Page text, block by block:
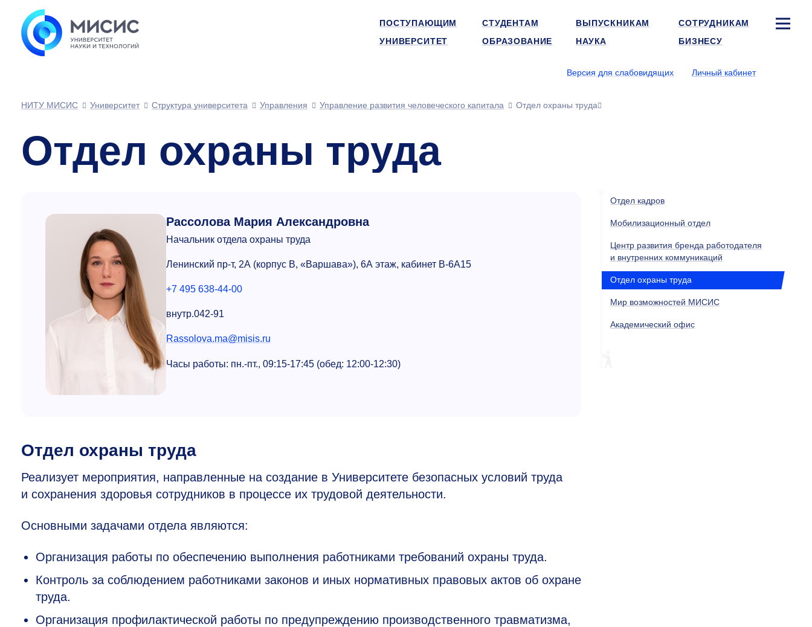
ПОСТУПАЮЩИМ СТУДЕНТАМ ВЫПУСКНИКАМ
СОТРУДНИКАМ
УНИВЕРСИТЕТ
ОБРАЗОВАНИЕ НАУКА БИЗНЕСУ
Версия для слабовидящих Личный кабинет
НИТУ МИСИС Университет Структура университета Управления Управление развития человеческого капитала Отдел охраны труда
Отдел охраны труда
Рассолова Мария Александровна
Начальник отдела охраны труда
Ленинский пр-т, 2А (корпус В, «Варшава»), 6А этаж, кабинет В-6А15
+7 495 638-44-00
внутр.042-91
Rassolova.ma@misis.ru
Часы работы: пн.-пт., 09:15-17:45 (обед: 12:00-12:30)
Отдел охраны труда
Реализует мероприятия, направленные на создание в Университете безопасных условий труда
и сохранения здоровья сотрудников в процессе их трудовой деятельности.
Основными задачами отдела являются:
Организация работы по обеспечению выполнения работниками требований охраны труда.
Контроль за соблюдением работниками законов и иных нормативных правовых актов об охране
труда.
Организация профилактической работы по предупреждению производственного травматизма,
Отдел кадров
Мобилизационный отдел
Центр развития бренда работодателя
и внутренних коммуникаций
Отдел охраны труда
Мир возможностей МИСИС
Академический офис